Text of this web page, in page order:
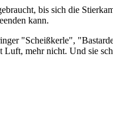
bis sich die
kann.
"Scheißkerle",
mehr nicht. Und sie